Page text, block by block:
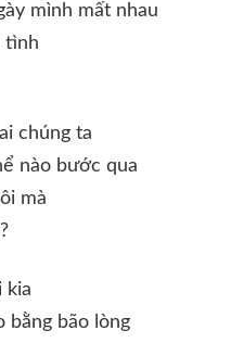
mình mất nhau
tình
chúng ta
nào bước qua
mà
kia
bằng bão lòng